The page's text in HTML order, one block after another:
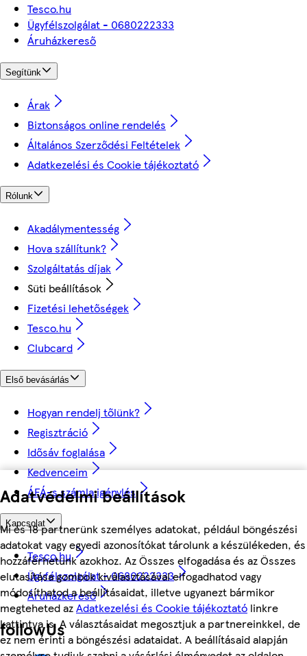
Adatvédelmi beállítások
Mi és 18 partnerünk személyes adatokat, például böngészési
adatokat vagy egyedi azonosítókat tárolunk a készülékeden, és
hozzáférhetünk azokhoz. Az Összes elfogadása és az Összes
elutasítása gombok kiválasztásával elfogadhatod vagy
módosíthatod a beállításaidat, illetve ugyanezt bármikor
megteheted azAdatkezelési és Cookie tájékoztató linkre
kattintva is. A választásaidat megosztjuk a partnereinkkel, de
ez nem érinti a böngészési adataidat. A beállításaid alapján
Tesco.hu
Ügyfélszolgálat - 0680222333
Áruházkereső
Segítünk
Árak
Biztonságos online rendelés
Általános Szerződési Feltételek
Adatkezelési és Cookie tájékoztató
Rólunk
Akadálymentesség
Hova szállítunk?
Szolgáltatás díjak
Süti beállítások
Fizetési lehetőségek
Tesco.hu
Clubcard
Első bevásárlás
Hogyan rendelj tőlünk?
Regisztráció
Idősáv foglalása
Kedvenceim
ÁFÁ-s számla igénylés
Kapcsolat
Tesco.hu
Ügyfélszolgálat - 0680222333
Áruházkereső
followUs